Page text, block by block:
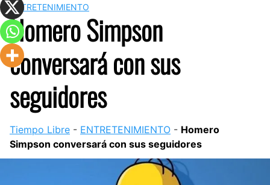
ENTRETENIMIENTO
Homero Simpson
conversará con sus
seguidores
Tiempo Libre - ENTRETENIMIENTO - Homero
Simpson conversará con sus seguidores